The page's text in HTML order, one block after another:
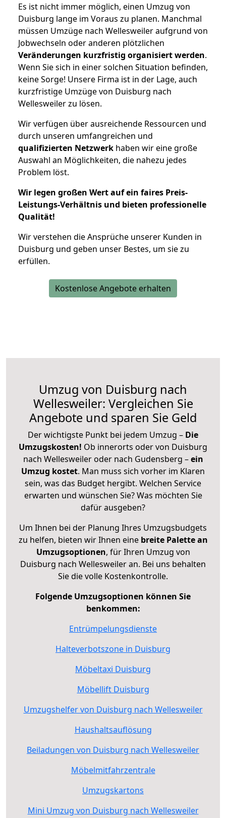
Es ist nicht immer möglich, einen Umzug von
Duisburg lange im Voraus zu planen. Manchmal
müssen Umzüge nach Wellesweiler aufgrund von
Jobwechseln oder anderen plötzlichen
Veränderungen kurzfristig organisiert werden.
Wenn Sie sich in einer solchen Situation befinden,
keine Sorge! Unsere Firma ist in der Lage, auch
kurzfristige Umzüge von Duisburg nach
Wellesweiler zu lösen.
Wir verfügen über ausreichende Ressourcen und
durch unseren umfangreichen und
qualifizierten Netzwerk haben wir eine große
Auswahl an Möglichkeiten, die nahezu jedes
Problem löst.
Wir legen großen Wert auf ein faires Preis-
Leistungs-Verhältnis und bieten professionelle
Qualität!
Wir verstehen die Ansprüche unserer Kunden in
Duisburg und geben unser Bestes, um sie zu
erfüllen.
Kostenlose Angebote erhalten
Umzug von Duisburg nach
Wellesweiler: Vergleichen Sie
Angebote und sparen Sie Geld
Der wichtigste Punkt bei jedem Umzug – Die
Umzugskosten! Ob innerorts oder von Duisburg
nach Wellesweiler oder nach Gudensberg –ein
Umzug kostet. Man muss sich vorher im Klaren
sein, was das Budget hergibt. Welchen Service
erwarten und wünschen Sie? Was möchten Sie
dafür ausgeben?
Um Ihnen bei der Planung Ihres Umzugsbudgets
zu helfen, bieten wir Ihnen eine breite Palette an
Umzugsoptionen, für Ihren Umzug von
Duisburg nach Wellesweiler an. Bei uns behalten
Sie die volle Kostenkontrolle.
Folgende Umzugsoptionen können Sie
benkommen:
Entrümpelungsdienste
Halteverbotszone in Duisburg
Möbeltaxi Duisburg
Möbellift Duisburg
Umzugshelfer von Duisburg nach Wellesweiler
Haushaltsauflösung
Beiladungen von Duisburg nach Wellesweiler
Möbelmitfahrzentrale
Umzugskartons
Mini Umzug von Duisburg nach Wellesweiler